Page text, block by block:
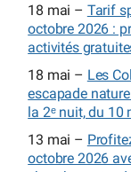
18 mai – Tarif
octobre 2026 :
activités
18 mai – Les
escapade
la 2ᵉ nuit, du 10
13 mai –
octobre 2026